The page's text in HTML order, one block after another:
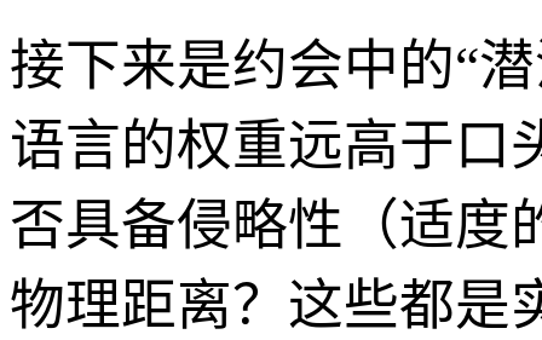
接下来是约会中的“
语言的权重远高于口
否具备侵略性（适度
物理距离？这些都是